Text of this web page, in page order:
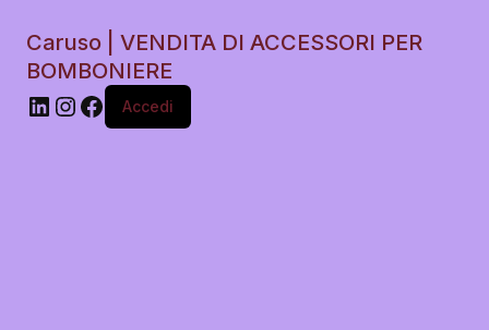
Caruso | VENDITA DI ACCESSORI PER
BOMBONIERE
Accedi